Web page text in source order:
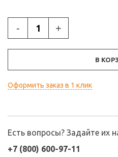
- +
В
Оформить заказ в 1 клик
Есть вопросы? Задайте их
+7 (800) 600-97-11